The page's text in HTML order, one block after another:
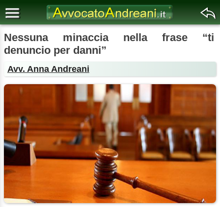
Nessuna minaccia nella frase “ti
denuncio per danni”
Avv. Anna Andreani